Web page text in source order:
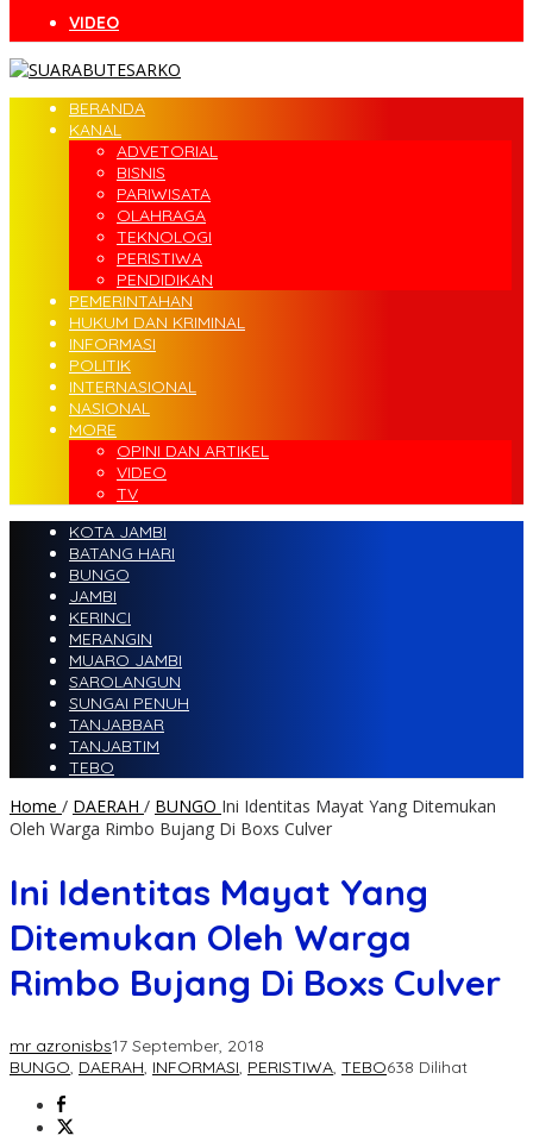
VIDEO
BERANDA
KANAL
ADVETORIAL
BISNIS
PARIWISATA
OLAHRAGA
TEKNOLOGI
PERISTIWA
PENDIDIKAN
PEMERINTAHAN
HUKUM DAN KRIMINAL
INFORMASI
POLITIK
INTERNASIONAL
NASIONAL
MORE
OPINI DAN ARTIKEL
VIDEO
TV
KOTA JAMBI
BATANG HARI
BUNGO
JAMBI
KERINCI
MERANGIN
MUARO JAMBI
SAROLANGUN
SUNGAI PENUH
TANJABBAR
TANJABTIM
TEBO
Home / DAERAH / BUNGO Ini Identitas Mayat Yang Ditemukan
Oleh Warga Rimbo Bujang Di Boxs Culver
Ini Identitas Mayat Yang
Ditemukan Oleh Warga
Rimbo Bujang Di Boxs Culver
mr azronisbs17 September, 2018
BUNGO, DAERAH, INFORMASI, PERISTIWA, TEBO638 Dilihat